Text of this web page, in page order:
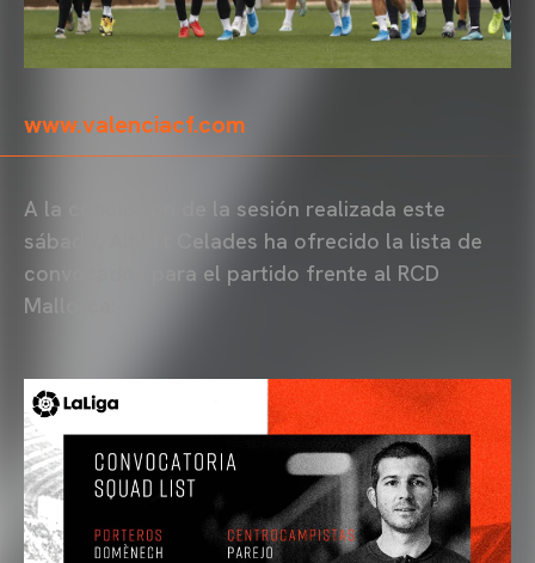
www.valenciacf.com
A la conclusión de la sesión realizada este
sábado, Albert Celades ha ofrecido la lista de
convocados para el partido frente al RCD
Mallorca: